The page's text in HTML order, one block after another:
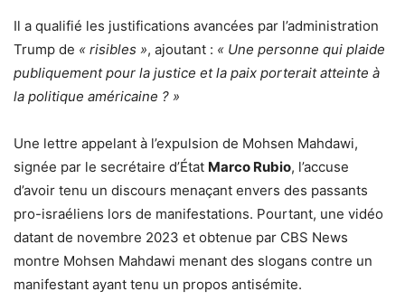
Il a qualifié les justifications avancées par l’administration
Trump de « risibles », ajoutant : « Une personne qui plaide
publiquement pour la justice et la paix porterait atteinte à
la politique américaine ? »
Une lettre appelant à l’expulsion de Mohsen Mahdawi,
signée par le secrétaire d’État Marco Rubio, l’accuse
d’avoir tenu un discours menaçant envers des passants
pro-israéliens lors de manifestations. Pourtant, une vidéo
datant de novembre 2023 et obtenue par CBS News
montre Mohsen Mahdawi menant des slogans contre un
manifestant ayant tenu un propos antisémite.